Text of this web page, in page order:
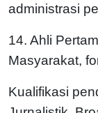
administrasi
14. Ahli
Masyarakat,
Kualifikasi